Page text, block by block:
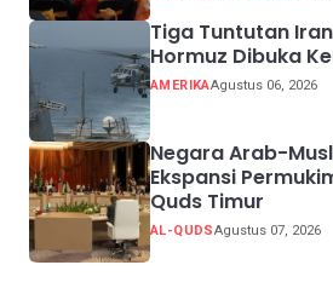
Tiga Tuntutan
Hormuz Dibuka
AMERIKAAgustus 06, 2026
Negara Arab-
Ekspansi
Quds Timur
AL-QUDSAgustus 07, 2026